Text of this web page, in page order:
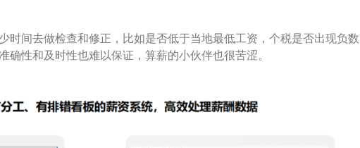
时间去做检查和修正，比如是否低于当地最低工资，个税是否出现负数
确性和及时性也难以保证，算薪的小伙伴也很苦涩。